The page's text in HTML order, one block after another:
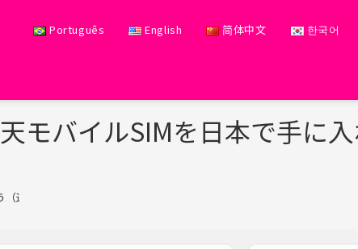
Português English 简体中文 한국어
モバイルSIMを日本で手に
迅速＆簡単）